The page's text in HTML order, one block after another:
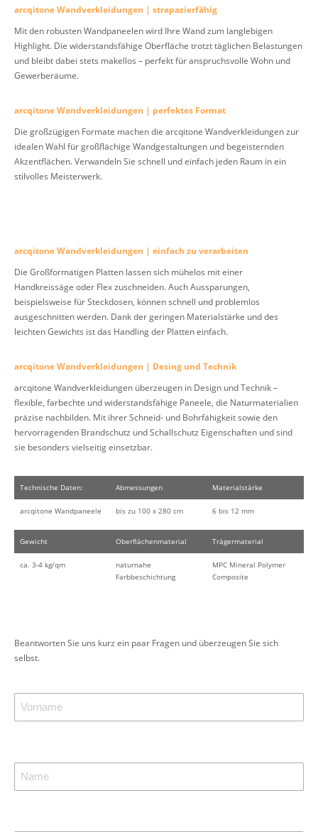
arcqitone Wandverkleidungen | strapazierfähig
Mit den robusten Wandpaneelen wird Ihre Wand zum langlebigen
Highlight. Die widerstandsfähige Oberfläche trotzt täglichen Belastungen
und bleibt dabei stets makellos – perfekt für anspruchsvolle Wohn und
Gewerberäume.
arcqitone Wandverkleidungen | perfektes Format
Die großzügigen Formate machen die arcqitone Wandverkleidungen zur
idealen Wahl für großflächige Wandgestaltungen und begeisternden
Akzentflächen. Verwandeln Sie schnell und einfach jeden Raum in ein
stilvolles Meisterwerk.
arcqitone Wandverkleidungen | einfach zu verarbeiten
Die Großformatigen Platten lassen sich mühelos mit einer
Handkreissäge oder Flex zuschneiden. Auch Aussparungen,
beispielsweise für Steckdosen, können schnell und problemlos
ausgeschnitten werden. Dank der geringen Materialstärke und des
leichten Gewichts ist das Handling der Platten einfach.
arcqitone Wandverkleidungen | Desing und Technik
arcqitone Wandverkleidungen überzeugen in Design und Technik –
flexible, farbechte und widerstandsfähige Paneele, die Naturmaterialien
präzise nachbilden. Mit ihrer Schneid- und Bohrfähigkeit sowie den
hervorragenden Brandschutz und Schallschutz Eigenschaften und sind
sie besonders vielseitig einsetzbar.
Technische Daten: Abmessungen Materialstärke
arcqitone Wandpaneele bis zu 100 x 280 cm 6 bis 12 mm
Gewicht Oberflächenmaterial Trägermaterial
ca. 3-4 kg/qm
naturnahe
Farbbeschichtung
MPC Mineral Polymer
Composite
Beantworten Sie uns kurz ein paar Fragen und überzeugen Sie sich
selbst.